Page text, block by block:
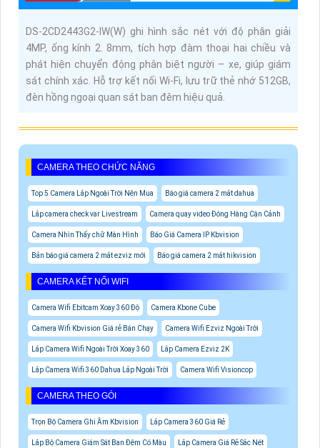
DS-2CD2443G2-IW(W) ghi hình sắc nét với độ phân giải
4MP, ống kính 2. 8mm, tích hợp đàm thoại hai chiều và
phát hiện chuyển động phân biệt người – xe, giúp giám
sát chính xác. Hỗ trợ kết nối Wi-Fi, lưu trữ thẻ nhớ 512GB,
đèn hồng ngoại quan sát ban đêm hiệu quả.
CAMERA THEO CHỨC NĂNG
Top 5 Camera Lắp Ngoài Trời Nên Mua Báo giá camera 2 mắt dahua
Lắp camera check var Livestream Camera quay video Đóng Hàng Cận Cảnh
Camera Nhìn Thấy chữ Màn Hình Báo Giá Camera IP Kbvision
Bản báo giá camera 2 mắt ezviz mới Báo giá camera 2 mắt hikvision
CAMERA KẾT NỐI WIFI
Camera Wifi Ebitcam Xoay 360 Độ Camera Kbone Cube
Camera Wifi Kbvision Giá rẻ Bán Chạy Camera Wifi Ezviz Ngoài Trời
Lắp Camera Wifi Ngoài Trời Xoay 360 Lắp Camera Ezviz 2K
Lắp Camera Wifi 360 Dahua Lắp Ngoài Trời Camera Wifi Visioncop
CAMERA THEO GÓI
Trọn Bộ Camera Ghi Âm Kbvision Lắp Camera 360 Giá Rẻ
Lắp Bộ Camera Giám Sát Ban Đêm Có Màu Lắp Camera Giá Rẻ Sắc Nét